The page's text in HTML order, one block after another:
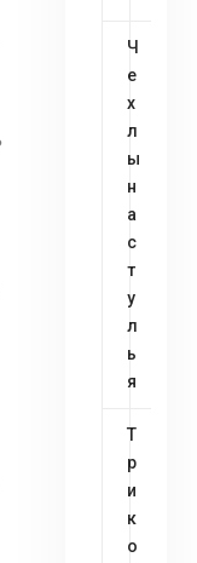
Ч
е
х
л
ы
н
а
с
т
у
л
ь
я
Т
р
и
к
о